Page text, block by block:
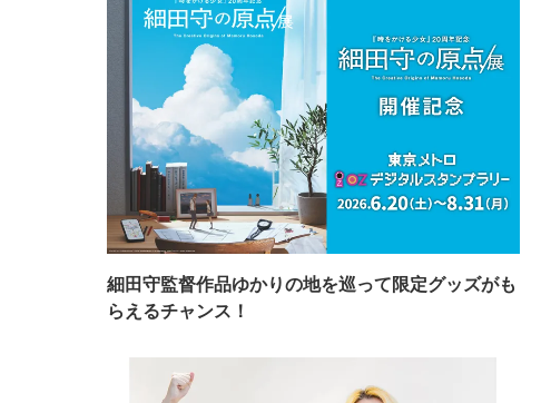
細田守監督作品ゆかりの地を巡って限定グッズがも
らえるチャンス！